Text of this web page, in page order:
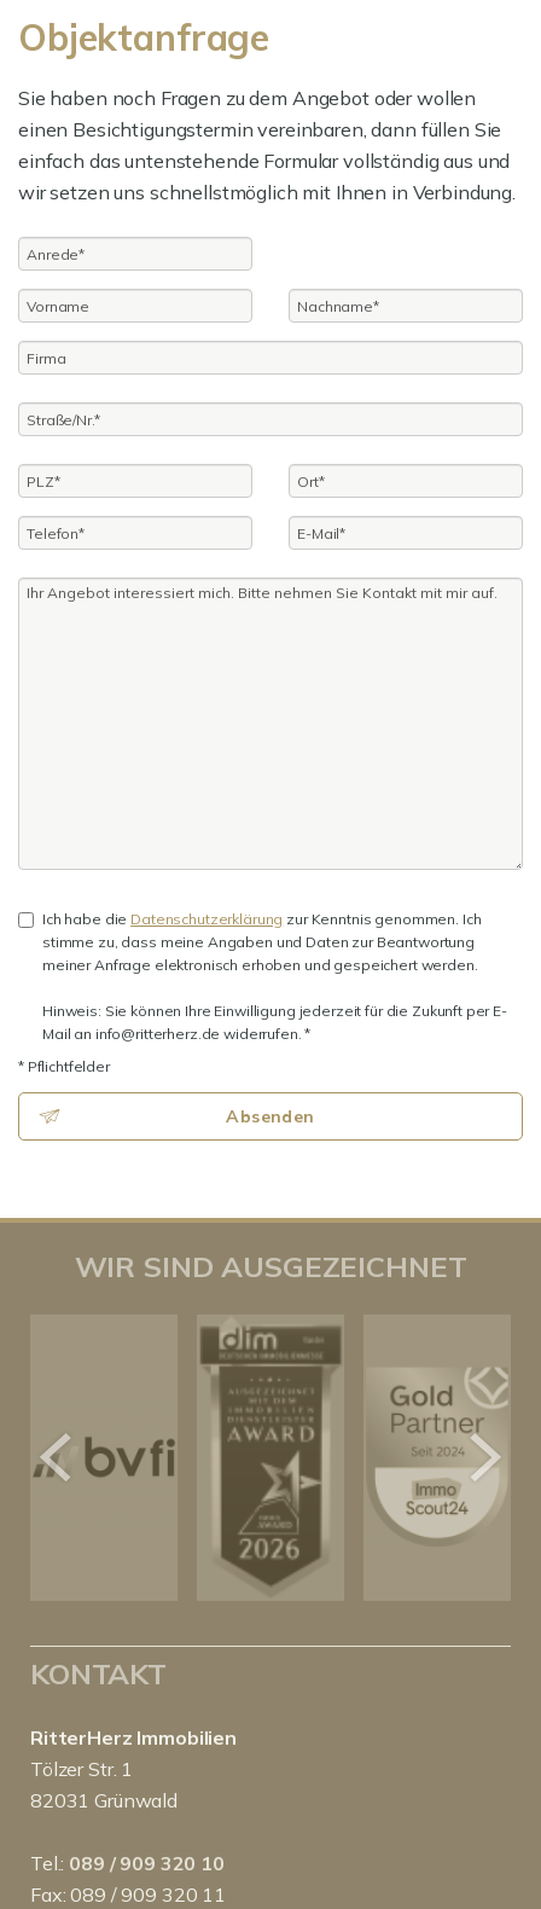
Objektanfrage
Sie haben noch Fragen zu dem Angebot oder wollen
einen Besichtigungstermin vereinbaren, dann füllen Sie
einfach das untenstehende Formular vollständig aus und
wir setzen uns schnellstmöglich mit Ihnen in Verbindung.
Ich habe die Datenschutzerklärung zur Kenntnis genommen. Ich
stimme zu, dass meine Angaben und Daten zur Beantwortung
meiner Anfrage elektronisch erhoben und gespeichert werden.
Hinweis: Sie können Ihre Einwilligung jederzeit für die Zukunft per E-
Mail an info@ritterherz.de widerrufen. *
* Pflichtfelder
Absenden
WIR SIND AUSGEZEICHNET
KONTAKT
RitterHerz Immobilien
Tölzer Str. 1
82031 Grünwald
Tel.: 089 / 909 320 10
Fax: 089 / 909 320 11